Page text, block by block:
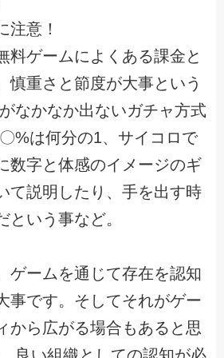
注意！
料ゲームによくある課金と
慎重さと節度が大事という
なかなか出ないガチャ方式
%は何分の1、サイコロで
数字と体感のイメージのギ
て説明したり、手を出す時
という事など。
ゲームを通じて存在を認知
事です。そしてそれがゲー
から広がる場合もあると思